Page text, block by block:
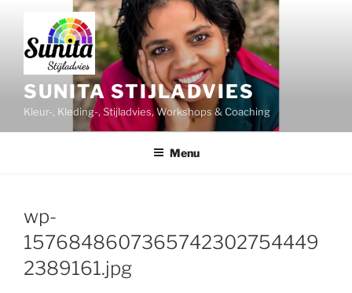
SUNITA STIJLADVIES
Kleur-, Kleding-, Stijladvies, Workshops & Coaching
Menu
wp-
1576848607365742302754449
2389161.jpg